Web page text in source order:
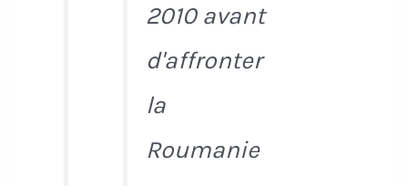
2010 avant
d'affronter
la
Roumanie